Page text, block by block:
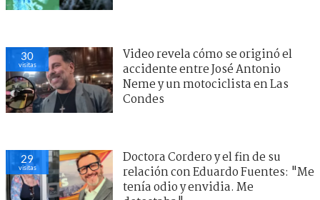
30
visitas
Video revela cómo se originó el
accidente entre José Antonio
Neme y un motociclista en Las
Condes
29
visitas
Doctora Cordero y el fin de su
relación con Eduardo Fuentes: "Me
tenía odio y envidia. Me